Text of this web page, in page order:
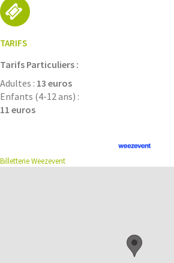
TARIFS
Tarifs Particuliers :
Adultes : 13 euros
Enfants (4-12 ans) :
11 euros
Billetterie Weezevent